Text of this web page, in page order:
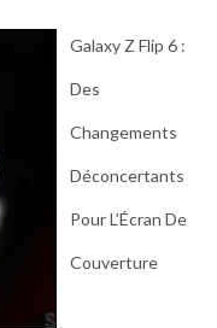
Galaxy Z Flip 6 :
Des
Changements
Déconcertants
Pour L’Écran De
Couverture